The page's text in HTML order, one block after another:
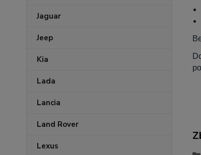
Jaguar
Jeep
Kia
Lada
Lancia
Land Rover
Lexus